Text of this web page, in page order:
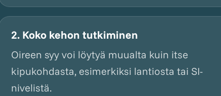
2. Koko kehon tutkiminen
Oireen syy voi löytyä muualta kuin itse
kipukohdasta, esimerkiksi lantiosta tai SI-
nivelistä.